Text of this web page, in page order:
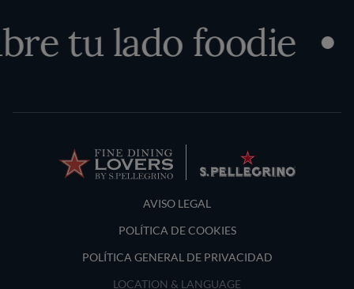
tu lado foodie
Terms and Conditions
AVISO LEGAL
POLÍTICA DE COOKIES
POLÍTICA GENERAL DE PRIVACIDAD
LOCATION & LANGUAGE